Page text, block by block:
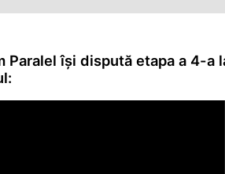
Paralel își dispută etapa a 4-a